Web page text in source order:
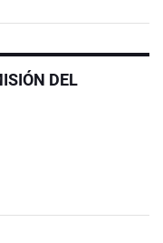
DEL